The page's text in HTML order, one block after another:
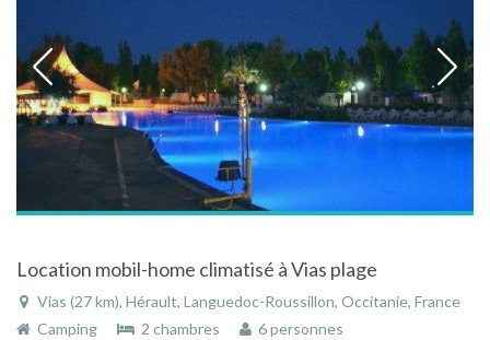
Location mobil-home climatisé à Vias plage
Vias (27 km), Hérault, Languedoc-Roussillon, Occitanie, France
Camping
2 chambres 6 personnes